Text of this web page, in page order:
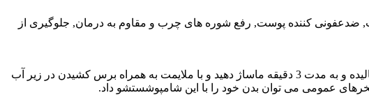
کننده پوست, رفع شوره های چرب و مقاوم به درمان, جلوگیری از
مقداری از شامپو را بر کف دست ریخته، دست ها را به هم مالیده تا کف یکنواختی حاصل گردد،سپس بر روی موها مالیده و به مدت 3 دقیقه ماساژ دهید و با ملایمت به همراه برس کشیدن در زیر آب